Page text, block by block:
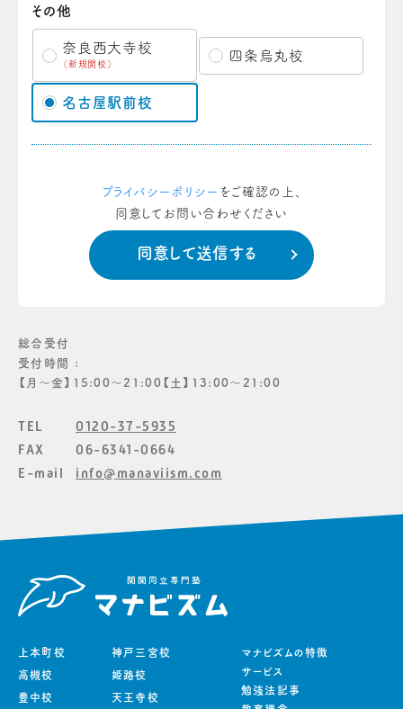
その他
奈良西大寺校
（新規開校）
四条烏丸校
名古屋駅前校
プライバシーポリシー をご確認の上、
同意してお問い合わせください
総合受付
受付時間 :
【月〜金】15:00〜21:00【土】13:00〜21:00
TEL
0120-37-5935
FAX
06-6341-0664
E-mail
info@manaviism.com
上本町校
高槻校
豊中校
神戸三宮校
姫路校
天王寺校
マナビズムの特徴
サービス
勉強法記事